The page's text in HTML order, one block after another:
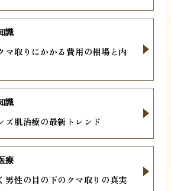
マ取りにかかる費用の相場と内
識
ズ肌治療の最新トレンド
識
男性の目の下のクマ取りの真実
療